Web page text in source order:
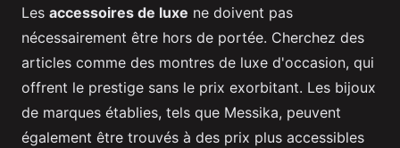
Les accessoires de luxe ne doivent pas
nécessairement être hors de portée. Cherchez des
articles comme des montres de luxe d'occasion, qui
offrent le prestige sans le prix exorbitant. Les bijoux
de marques établies, tels que Messika, peuvent
également être trouvés à des prix plus accessibles